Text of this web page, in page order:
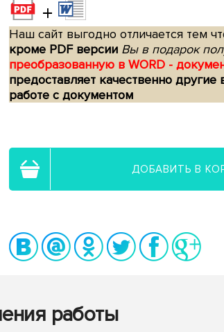
+
Наш сайт выгодно отличается тем
кроме PDF версии Вы в подарок
преобразованную в WORD -
предоставляет качественно
работе с документом
ДОБАВИТЬ В
работы